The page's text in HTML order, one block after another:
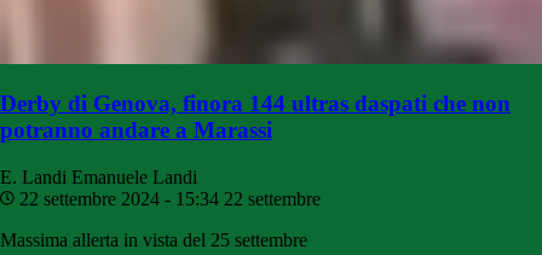
Derby di Genova, finora 144 ultras daspati che non
potranno andare a Marassi
E. Landi Emanuele Landi
22 settembre 2024 - 15:34 22 settembre
Massima allerta in vista del 25 settembre